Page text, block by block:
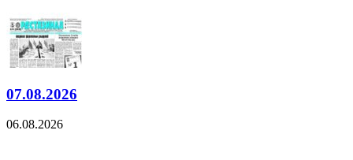
07.08.2026
06.08.2026